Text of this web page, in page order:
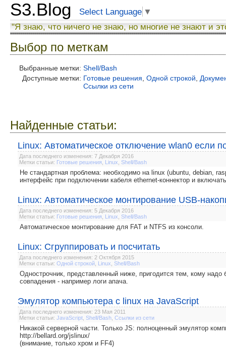
S3.Blog Select Language ▼
"Я знаю, что ничего не знаю, но многие не знают и
Выбор по меткам
Выбранные метки: Shell/Bash
Доступные метки: Готовые решения Одной строкой
Ссылки из сети
Найденные статьи:
Linux: Автоматическое отключение wlan0 если
Дата последнего изменения: 7 Декабря 2016
Метки статьи: Готовые решения Linux Shell/Bash
Не стандартная проблема: необходимо на linux (ubuntu, debian,
интерфейс при подключении кабеля ethernet-коннектор и
Linux: Автоматическое монтирование USB-
Дата последнего изменения: 5 Декабря 2016
Метки статьи: Готовые решения Linux Shell/Bash
Автоматическое монтирование для FAT и NTFS из консоли.
Linux: Сгруппировать и посчитать
Дата последнего изменения: 2 Октября 2015
Метки статьи: Одной строкой Linux Shell/Bash
Однострочник, представленный ниже, пригодится тем, кому надо
совпадения - например логи апача.
Эмулятор компьютера с linux на JavaScript
Дата последнего изменения: 23 Мая 2011
Метки статьи: JavaScript Shell/Bash Ссылки из сети
Никакой серверной части. Только JS: полноценный эмулятор
http://bellard.org/jslinux/
(внимание, только хром и FF4)